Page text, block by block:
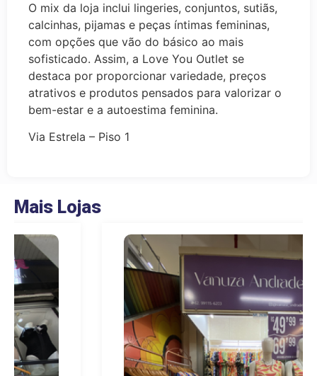
O mix da loja inclui lingeries, conjuntos, sutiãs,
calcinhas, pijamas e peças íntimas femininas,
com opções que vão do básico ao mais
sofisticado. Assim, a Love You Outlet se
destaca por proporcionar variedade, preços
atrativos e produtos pensados para valorizar o
bem-estar e a autoestima feminina.
Via Estrela – Piso 1
Mais Lojas